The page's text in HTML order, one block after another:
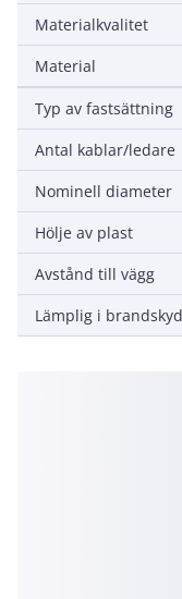
Materialkvalitet
Material
Typ av fastsättning
Antal kablar/ledare
Nominell diameter
Hölje av plast
Avstånd till vägg